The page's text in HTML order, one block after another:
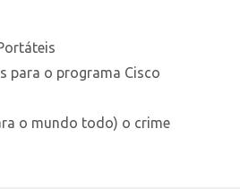
para o programa Cisco
o mundo todo) o crime